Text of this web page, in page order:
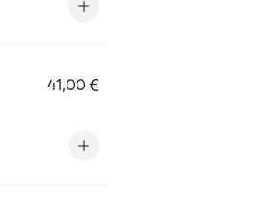
41,00 €